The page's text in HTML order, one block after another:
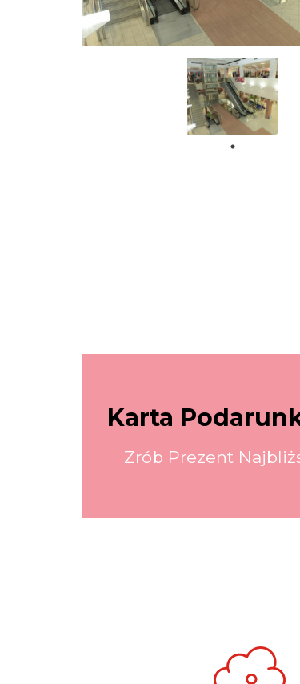
Karta
Zrób Prezent